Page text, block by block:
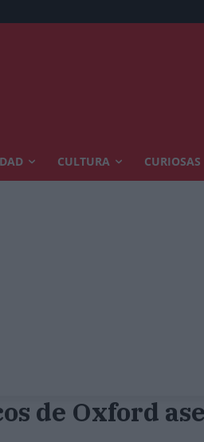
CULTURA CURIOSAS
de Oxford